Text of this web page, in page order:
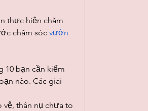
thực hiện chăm
chăm sóc vườn
10 bạn cần kiểm
nào. Các giai
thân nụ chưa to